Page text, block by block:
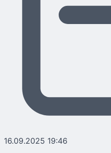
16.09.2025 19:46